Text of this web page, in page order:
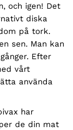
och igen! Det
diska
på tork.
sen. Man kan
Efter
vårt
använda
har
de din mat